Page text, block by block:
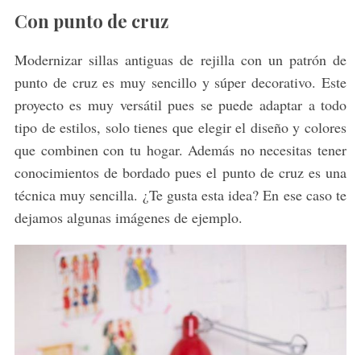
Con punto de cruz
Modernizar sillas antiguas de rejilla con un patrón de
punto de cruz es muy sencillo y súper decorativo. Este
proyecto es muy versátil pues se puede adaptar a todo
tipo de estilos, solo tienes que elegir el diseño y colores
que combinen con tu hogar. Además no necesitas tener
conocimientos de bordado pues el punto de cruz es una
técnica muy sencilla. ¿Te gusta esta idea? En ese caso te
dejamos algunas imágenes de ejemplo.